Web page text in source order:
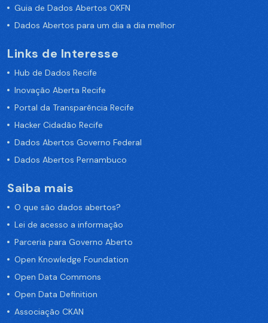
Guia de Dados Abertos OKFN
Dados Abertos para um dia a dia melhor
Links de Interesse
Hub de Dados Recife
Inovação Aberta Recife
Portal da Transparência Recife
Hacker Cidadão Recife
Dados Abertos Governo Federal
Dados Abertos Pernambuco
Saiba mais
O que são dados abertos?
Lei de acesso a informação
Parceria para Governo Aberto
Open Knowledge Foundation
Open Data Commons
Open Data Definition
Associação CKAN